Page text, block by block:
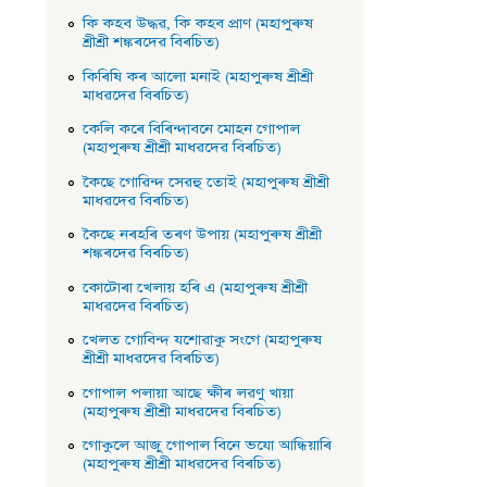
কি কহব উদ্ধৱ, কি কহব প্রাণ (মহাপুৰুষ
শ্ৰীশ্ৰী শঙ্কৰদেৱ বিৰচিত)
কিৰিষি কৰ আলাে মনাই (মহাপুৰুষ শ্ৰীশ্ৰী
মাধৱদেৱ বিৰচিত)
কেলি কৰে বিৰিন্দাবনে মােহন গােপাল
(মহাপুৰুষ শ্ৰীশ্ৰী মাধৱদেৱ বিৰচিত)
কৈছে গােৱিন্দ সেৱহু তােই (মহাপুৰুষ শ্ৰীশ্ৰী
মাধৱদেৱ বিৰচিত)
কৈছে নৰহৰি তৰণ উপায় (মহাপুৰুষ শ্ৰীশ্ৰী
শঙ্কৰদেৱ বিৰচিত)
কোটোৰা খেলায় হৰি এ (মহাপুৰুষ শ্ৰীশ্ৰী
মাধৱদেৱ বিৰচিত)
খেলত গোবিন্দ যশোৱাকু সংগে (মহাপুৰুষ
শ্ৰীশ্ৰী মাধৱদেৱ বিৰচিত)
গােপাল পলায়া আছে ক্ষীৰ লৱণু খায়া
(মহাপুৰুষ শ্ৰীশ্ৰী মাধৱদেৱ বিৰচিত)
গােকুলে আজু গােপাল বিনে ভযাে আন্ধিয়াৰি
(মহাপুৰুষ শ্ৰীশ্ৰী মাধৱদেৱ বিৰচিত)